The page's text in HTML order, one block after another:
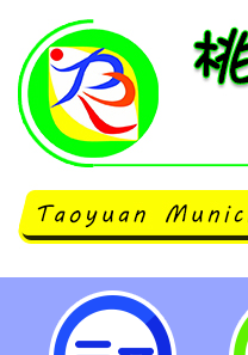
neilrpjhstyc網